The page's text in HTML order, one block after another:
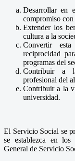
Desarrollar en
compromiso con
Extender los
cultura a la
Convertir
reciprocidad
programas del
Contribuir a
profesional del
Contribuir a la
universidad.
El Servicio Social se
se establezca en los
General de Servicio